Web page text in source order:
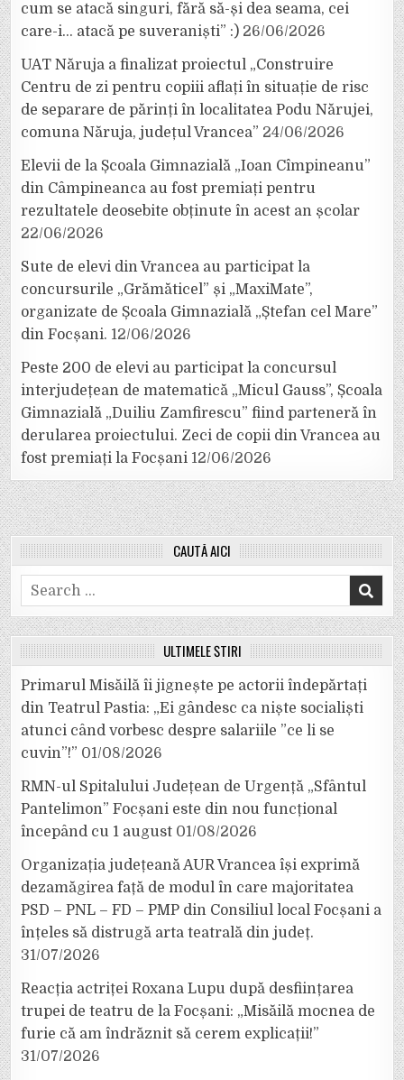
cum se atacă singuri, fără să-și dea seama, cei
care-i… atacă pe suveraniști” :) 26/06/2026
UAT Năruja a finalizat proiectul „Construire
Centru de zi pentru copiii aflați în situație de risc
de separare de părinți în localitatea Podu Nărujei,
comuna Năruja, județul Vrancea” 24/06/2026
Elevii de la Școala Gimnazială „Ioan Cîmpineanu”
din Câmpineanca au fost premiați pentru
rezultatele deosebite obținute în acest an școlar
22/06/2026
Sute de elevi din Vrancea au participat la
concursurile „Grămăticel” și „MaxiMate”,
organizate de Școala Gimnazială „Ștefan cel Mare”
din Focșani. 12/06/2026
Peste 200 de elevi au participat la concursul
interjudețean de matematică „Micul Gauss”, Școala
Gimnazială „Duiliu Zamfirescu” fiind parteneră în
derularea proiectului. Zeci de copii din Vrancea au
fost premiați la Focșani 12/06/2026
CAUTĂ AICI
Search
for:
ULTIMELE ȘTIRI
Primarul Misăilă îi jignește pe actorii îndepărtați
din Teatrul Pastia: „Ei gândesc ca niște socialiști
atunci când vorbesc despre salariile ”ce li se
cuvin”!” 01/08/2026
RMN-ul Spitalului Județean de Urgență „Sfântul
Pantelimon” Focșani este din nou funcțional
începând cu 1 august 01/08/2026
Organizația județeană AUR Vrancea își exprimă
dezamăgirea față de modul în care majoritatea
PSD – PNL – FD – PMP din Consiliul local Focșani a
înțeles să distrugă arta teatrală din județ.
31/07/2026
Reacția actriței Roxana Lupu după desființarea
trupei de teatru de la Focșani: „Misăilă mocnea de
furie că am îndrăznit să cerem explicații!”
31/07/2026